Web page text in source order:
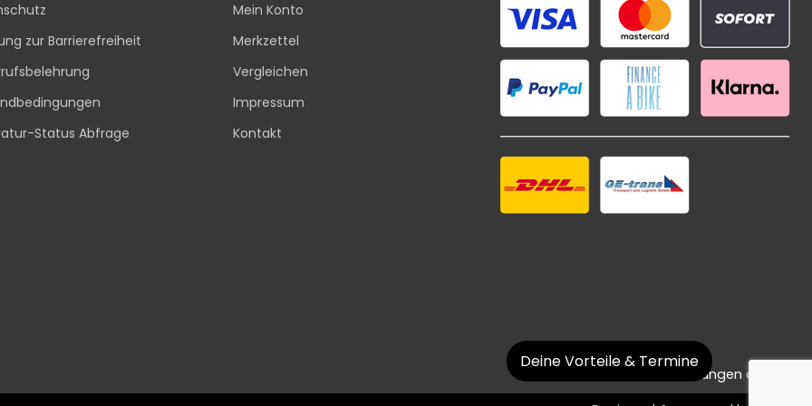
Deine Vorteile & Termine
zur Barrierefreiheit
Status Abfrage
Mein Konto
Merkzettel
Vergleichen
Impressum
Kontakt
Datenschutzeinstellungen ändern